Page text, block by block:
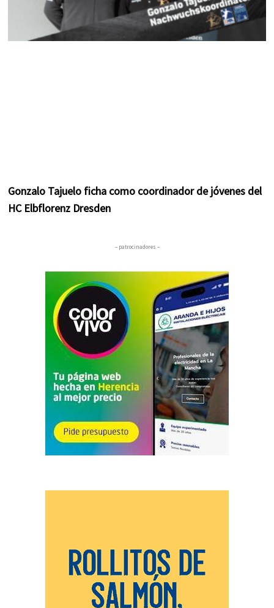
Gonzalo Tajuelo ficha como coordinador de jóvenes del
HC Elbflorenz Dresden
– patrocinadores –